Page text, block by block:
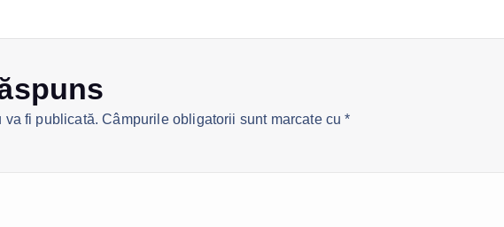
va fi publicată. Câmpurile obligatorii sunt marcate cu*